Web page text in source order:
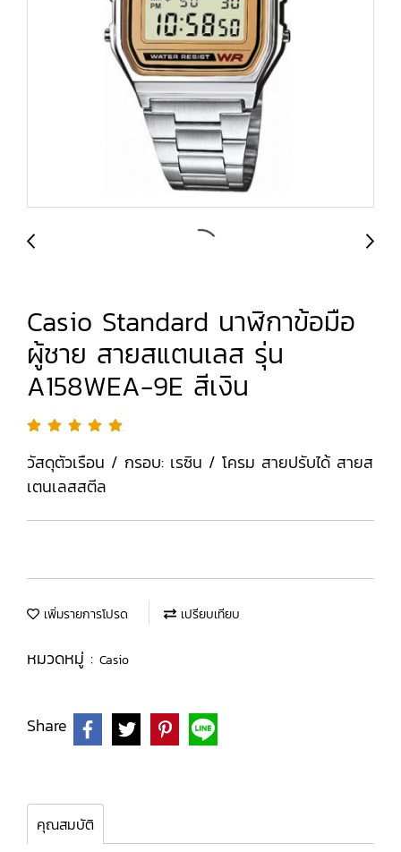
Casio Standard นาฬิกาข้อมือ
ผู้ชาย สายสแตนเลส รุ่น
A158WEA-9E สีเงิน
วัสดุตัวเรือน / กรอบ: เรซิน / โครม สายปรับได้ สายส
เตนเลสสตีล
เพิ่มรายการโปรด เปรียบเทียบ
หมวดหมู่ : Casio
Share
คุณสมบัติ